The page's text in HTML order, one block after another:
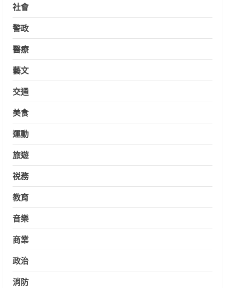
社會
警政
醫療
藝文
交通
美食
運動
旅遊
祱務
教育
音樂
商業
政治
消防